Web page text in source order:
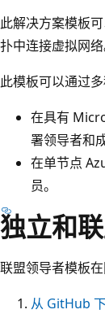
此解决方案模板
扑中连接虚拟网络
此模板可以通过
在具有
署领导者和
在单节点
员。
独立和
联盟领导者模板
从 GitHub